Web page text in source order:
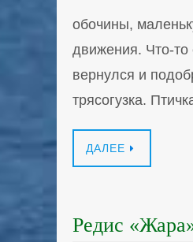
обочины,
движения. Что-то
вернулся и
трясогузка.
ДАЛЕЕ
Редис